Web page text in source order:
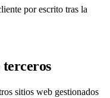
por escrito tras la
terceros
sitios web gestionados